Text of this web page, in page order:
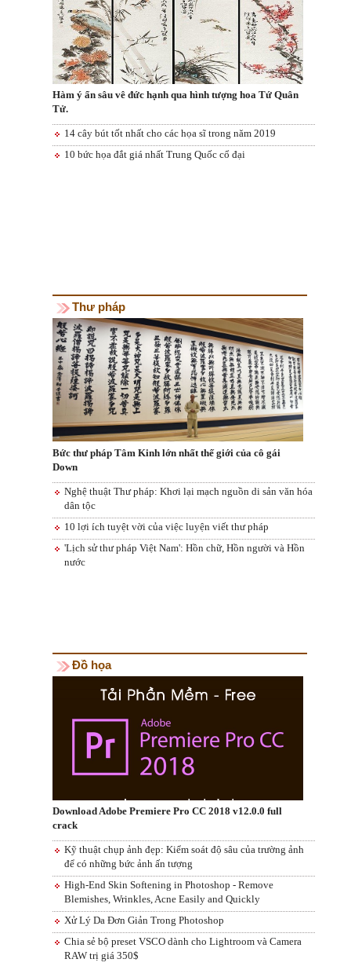
Hàm ý ẩn sâu vê đức hạnh qua hình tượng hoa Tứ Quân
Tử.
14 cây bút tốt nhất cho các họa sĩ trong năm 2019
10 bức họa đắt giá nhất Trung Quốc cổ đại
Thư pháp
Bức thư pháp Tâm Kinh lớn nhất thế giới của cô gái
Down
Nghệ thuật Thư pháp: Khơi lại mạch nguồn di sản văn hóa
dân tộc
10 lợi ích tuyệt vời của việc luyện viết thư pháp
'Lịch sử thư pháp Việt Nam': Hồn chữ, Hồn người và Hồn
nước
Đồ họa
Download Adobe Premiere Pro CC 2018 v12.0.0 full
crack
Kỹ thuật chụp ảnh đẹp: Kiểm soát độ sâu của trường ảnh
để có những bức ảnh ấn tượng
High-End Skin Softening in Photoshop - Remove
Blemishes, Wrinkles, Acne Easily and Quickly
Xử Lý Da Đơn Giản Trong Photoshop
Chia sẻ bộ preset VSCO dành cho Lightroom và Camera
RAW trị giá 350$